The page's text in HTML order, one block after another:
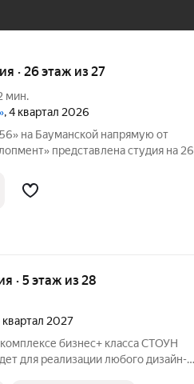
· 26 этаж из 27
мин.
, 4 квартал 2026
на Бауманской напрямую от
представлена студия на 26
Пространство позволяет
· 5 этаж из 28
квартал 2027
бизнес+ класса СТОУН
для реализации любого дизайн-